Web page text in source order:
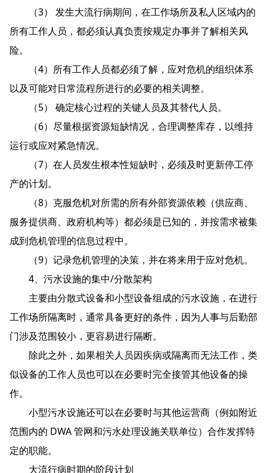
（3） 发生大流行病期间，在工作场所及私人区域内的
所有工作人员，都必须认真负责按规定办事并了解相关风
险。
（4）所有工作人员都必须了解，应对危机的组织体系
以及可能对日常流程所进行的必要的相关调整。
（5） 确定核心过程的关键人员及其替代人员。
（6）尽量根据资源短缺情况，合理调整库存，以维持
运行或应对紧急情况。
（7）在人员发生根本性短缺时，必须及时更新停工停
产的计划。
（8）克服危机对所需的所有外部资源依赖（供应商、
服务提供商、政府机构等）都必须是已知的，并按需求被集
成到危机管理的信息过程中。
（9）记录危机管理的决策，并在将来用于应对危机。
4、污水设施的集中/分散架构
主要由分散式设备和小型设备组成的污水设施，在进行
工作场所隔离时，通常具备更好的条件，因为人事与后勤部
门涉及范围较小，更容易进行隔断。
除此之外，如果相关人员因疾病或隔离而无法工作，类
似设备的工作人员也可以在必要时完全接管其他设备的操
作。
小型污水设施还可以在必要时与其他运营商（例如附近
范围内的 DWA 管网和污水处理设施关联单位）合作发挥特
定的职能。
大流行病时期的阶段计划